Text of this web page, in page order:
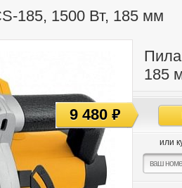
185, 1500 Вт, 185 мм
185
или
9 480руб